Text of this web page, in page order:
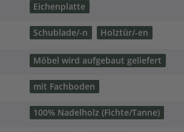
Eichenplatte
Schublade/-n Holztür/-en
Möbel wird aufgebaut geliefert
mit Fachboden
100% Nadelholz (Fichte/Tanne)